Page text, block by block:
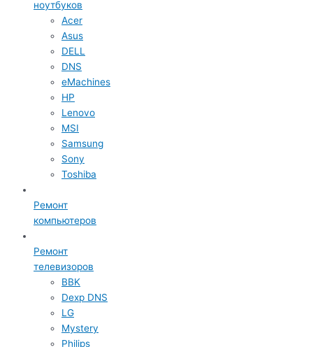
ноутбуков
Acer
Asus
DELL
DNS
eMachines
HP
Lenovo
MSI
Samsung
Sony
Toshiba
Ремонт
компьютеров
Ремонт
телевизоров
BBK
Dexp DNS
LG
Mystery
Philips